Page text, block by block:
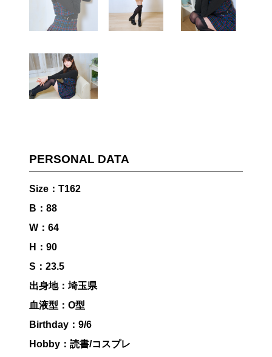
PERSONAL DATA
Size：T162
B：88
W：64
H：90
S：23.5
出身地：埼玉県
血液型：O型
Birthday：9/6
Hobby：読書/コスプレ